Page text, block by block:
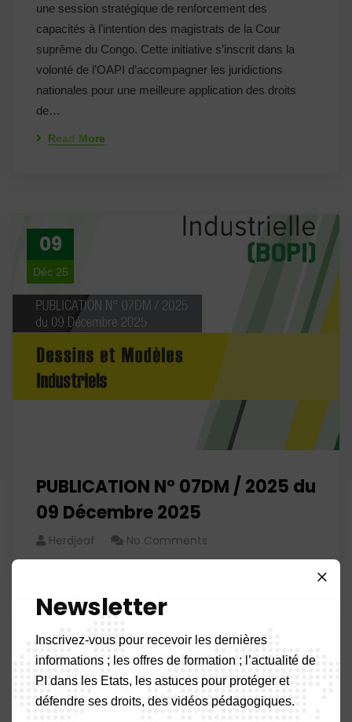
une session stratégique de renforcement des
capacités à l’intention des magistrats de la Cour
suprême du Congo. Cette initiative s’inscrit dans la
volonté de l’OAPI d’accompagner les juridictions
nationales pour une meilleure application des droits
de…
Read More
09
Déc 25
PUBLICATION N° 07DM / 2025 du
09 Décembre 2025
Herdjeaf No Comments
…
Newsletter
Inscrivez-vous pour recevoir les dernières
informations ; les offres de formation ; l’actualité de
PI dans les Etats, les astuces pour protéger et
défendre ses droits, des vidéos pédagogiques.